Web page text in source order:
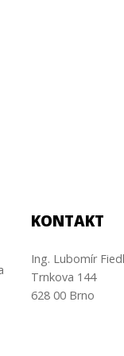
KONTAKT
Ing. Lubomír
Trnkova 144
628 00 Brno